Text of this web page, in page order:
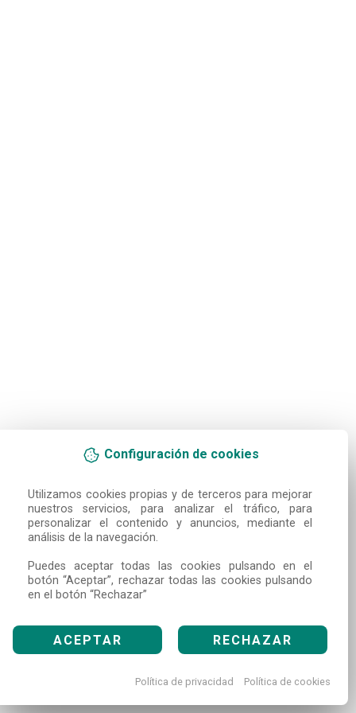
Configuración de cookies
Utilizamos cookies propias y de terceros para mejorar
nuestros servicios, para analizar el tráfico, para
personalizar el contenido y anuncios, mediante el
análisis de la navegación.
Puedes aceptar todas las cookies pulsando en el
botón “Aceptar”, rechazar todas las cookies pulsando
en el botón “Rechazar”
ACEPTAR RECHAZAR
Política de privacidad Política de cookies